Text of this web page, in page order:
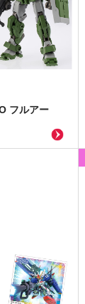
フルアー